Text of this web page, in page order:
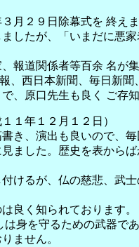
月２９日除幕式を 終え
したが、「いまだに悪
報道関係者等百余 名が
、西日本新聞、毎日新聞
、原口先生も良く ご存
年１２月１２日）
き、演出も良いので、毎
ました。歴史を表から
けるが、仏の慈悲、武
良く知られております。
身を守るための武器で
ません。